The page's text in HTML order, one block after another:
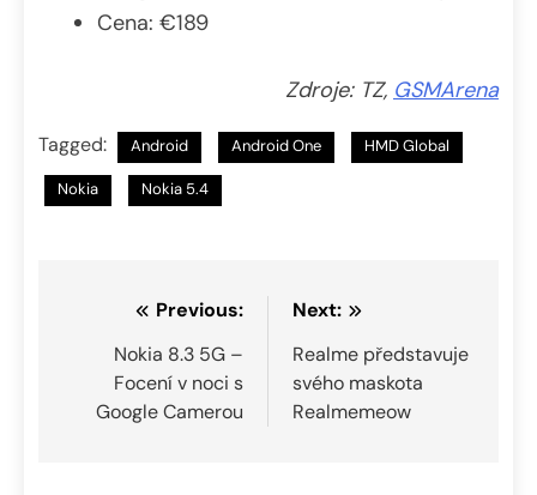
Cena: €189
Zdroje: TZ, GSMArena
Tagged: Android Android One HMD Global
Nokia Nokia 5.4
Navigace
příspěvek
Previous:
Nokia 8.3 5G –
Focení v noci s
Google Camerou
Next:
Realme představuje
svého maskota
Realmemeow